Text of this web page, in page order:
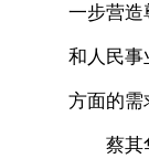
一步营造
和人民事
方面的需
蔡其华